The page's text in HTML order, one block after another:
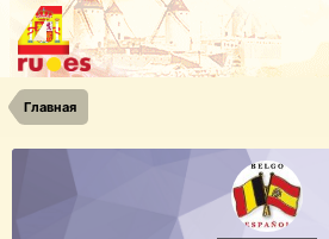
Главная